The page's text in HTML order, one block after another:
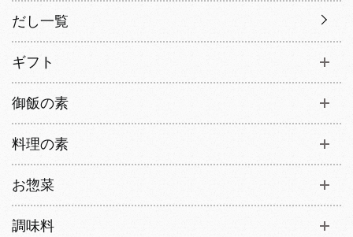
だし一覧
ギフト
御飯の素
料理の素
お惣菜
調味料